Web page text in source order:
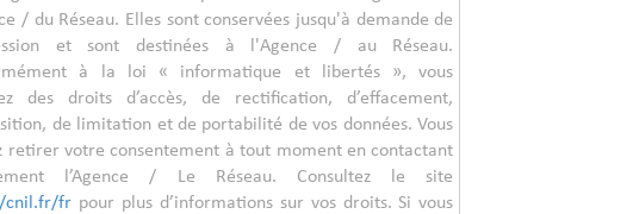
/ du Réseau. Elles sont conservées jusqu'à demande de
et sont destinées à l'Agence / au Réseau.
à la loi « informatique et libertés », vous
des droits d’accès, de rectification, d’effacement,
de limitation et de portabilité de vos données. Vous
retirer votre consentement à tout moment en contactant
l’Agence / Le Réseau. Consultez le site
cnil.fr/fr pour plus d’informations sur vos droits. Si vous